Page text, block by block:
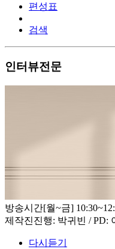
편성표
검색
인터뷰전문
방송시간[월~금]
제작진진행: 박귀빈 / PD:
다시듣기